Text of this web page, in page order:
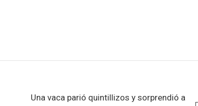
Una vaca parió quintillizos y sorprendió a